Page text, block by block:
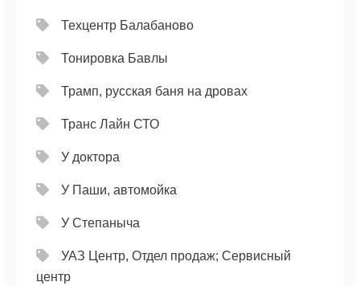
Техцентр Балабаново
Тонировка Бавлы
Трамп, русская баня на дровах
Транс Лайн СТО
У доктора
У Паши, автомойка
У Степаныча
УАЗ Центр, Отдел продаж; Сервисный
центр